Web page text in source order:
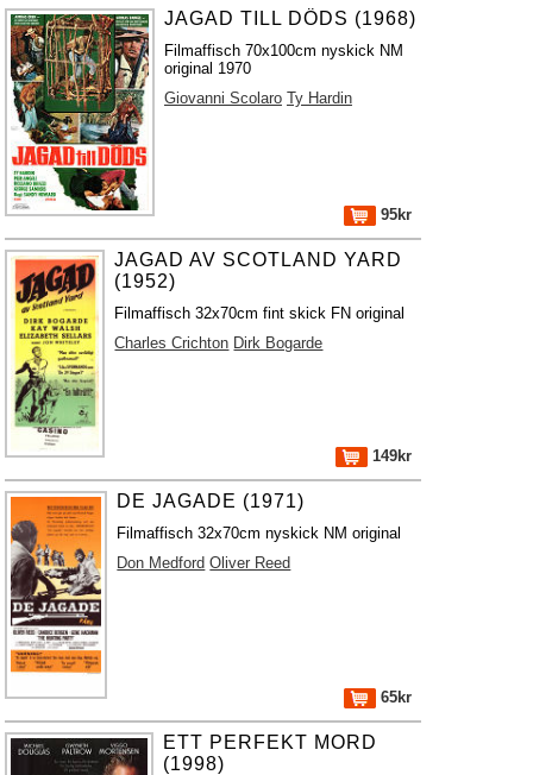
JAGAD TILL DÖDS (1968)
Filmaffisch 70x100cm nyskick NM
original 1970
Giovanni Scolaro Ty Hardin
95kr
JAGAD AV SCOTLAND YARD
(1952)
Filmaffisch 32x70cm fint skick FN original
Charles Crichton Dirk Bogarde
149kr
DE JAGADE (1971)
Filmaffisch 32x70cm nyskick NM original
Don Medford Oliver Reed
65kr
ETT PERFEKT MORD
(1998)